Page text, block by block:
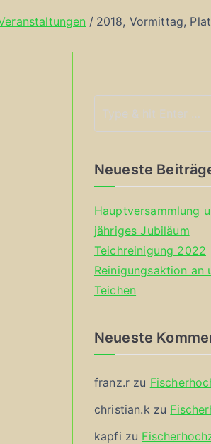
2018, Vormittag,
Neueste
Hauptversammlung
jähriges Jubiläum
Teichreinigung 2022
Reinigungsaktion an
Teichen
Neueste
franz.r zu
christian.k zu
kapfi zu